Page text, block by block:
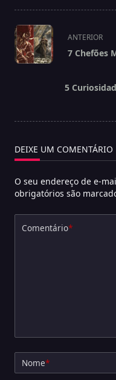
<span
class="nav-
subtitle
ANTERIOR
7 Chefões
5
DEIXE UM COMENTÁRIO
O seu endereço de e-
obrigatórios são
Comentário*
Nome*